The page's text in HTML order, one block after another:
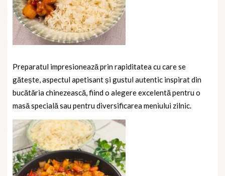
Preparatul impresionează prin rapiditatea cu care se
gătește, aspectul apetisant și gustul autentic inspirat din
bucătăria chinezească, fiind o alegere excelentă pentru o
masă specială sau pentru diversificarea meniului zilnic.